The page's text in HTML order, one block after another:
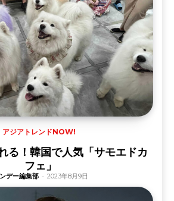
アジアトレンドNOW!
る！韓国で人気「サモエドカ
フェ」
デー編集部 - 2023年8月9日